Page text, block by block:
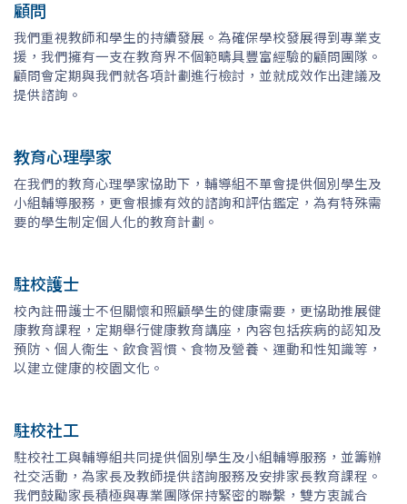
顧問
我們重視教師和學生的持續發展。為確保學校發展得到專業支
援，我們擁有一支在教育界不個範疇具豐富經驗的顧問團隊。
顧問會定期與我們就各項計劃進行檢討，並就成效作出建議及
提供諮詢。
教育心理學家
在我們的教育心理學家協助下，輔導組不單會提供個別學生及
小組輔導服務，更會根據有效的諮詢和評估鑑定，為有特殊需
要的學生制定個人化的教育計劃。
駐校護士
校內註冊護士不但關懷和照顧學生的健康需要，更協助推展健
康教育課程，定期舉行健康教育講座，內容包括疾病的認知及
預防、個人衞生、飲食習慣、食物及營養、運動和性知識等，
以建立健康的校園文化。
駐校社工
駐校社工與輔導組共同提供個別學生及小組輔導服務，並籌辦
社交活動，為家長及教師提供諮詢服務及安排家長教育課程。
我們鼓勵家長積極與專業團隊保持緊密的聯繫，雙方衷誠合